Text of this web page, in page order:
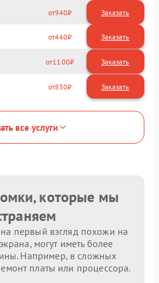
940
440
1100
830
все услуги
которые мы
первый взгляд похожи на
могут иметь более
Например, в сложных
платы или процессора.